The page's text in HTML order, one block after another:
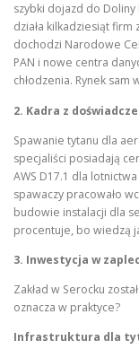
szybki dojazd do
działa kilkadziesiąt
dochodzi Narodowe
PAN i nowe centra
chłodzenia. Rynek sam
2. Kadra z
Spawanie tytanu dla
specjaliści posiadają
AWS D17.1 dla
spawaczy pracowało
budowie instalacji dla
procentuje, bo wiedzą
3. Inwestycja w
Zakład w Serocku
oznacza w praktyce?
Infrastruktura dla